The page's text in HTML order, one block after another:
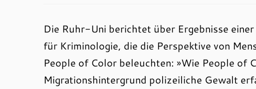
Die Ruhr-Uni berichtet über Ergebnisse
für Kriminologie, die die Perspektive von
People of Color beleuchten: »Wie People of
Migrationshintergrund polizeiliche Gewalt